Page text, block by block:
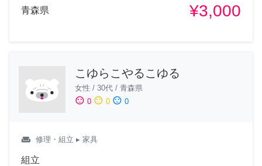
青森県 ¥3,000
こゆらこやるこゆる
女性 / 30代 / 青森県
sentiment_satisfied 0 sentiment_neutral 0 sentiment_dissatisfied 0
weekend 修理・組立 ▸ 家具
組立